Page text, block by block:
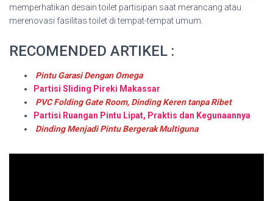
memperhatikan desain toilet partisipan saat merancang atau
merenovasi fasilitas toilet di tempat-tempat umum.
RECOMENDED ARTIKEL :
Pintu Garasi Dengan Omega
Partisi Sliding Pireki Makassar
PVC Folding Gate Room, Dinding Keren tanpa Ribet
Partisi Ruangan Pintu Lipat, Praktis dan Kegunaannya
Dinding Menjadi Pintu Bergerak Multiguna